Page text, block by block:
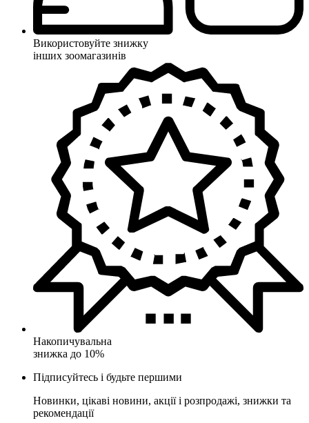
Використовуйте знижку
інших зоомагазинів
Накопичувальна
знижка до 10%
Підписуйтесь і будьте першими
Новинки, цікаві новини, акції і розпродажі, знижки та
рекомендації